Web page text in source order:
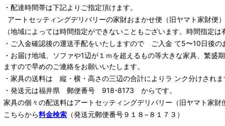
・配達時間帯は下記よりご指定頂けます。
アートセッティングデリバリーの家財おまかせ便 （旧ヤマト家財便
（地域によっては時間指定ができないこともございます。時間指定
・ご入金確認後の運送手配をいたしますので ご入金 て5〜10日後の
・お届け地域、ソファや1辺が１ｍを超えるもの等大きな家具、繁
ますので早めのご連絡をお願いいたします。
・家具の送料は 縦・横・高さの三辺の合計によりラ ンク分けされま
・発送元は福井県 郵便番号 918-8173 からです。
家具の個々の配送料はアートセッティングデリバリー （旧ヤマト家財
こちらから料金検索 （発送元郵便番号９１８−８１７３）